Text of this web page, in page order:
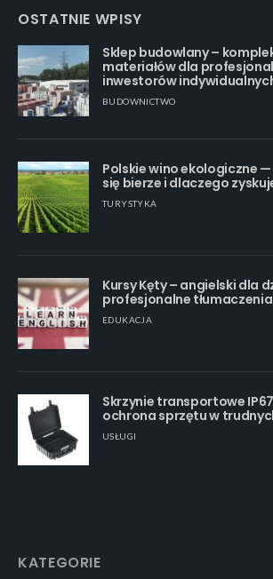
OSTATNIE WPISY
Sklep budowlany –
materiałów dla
inwestorów
BUDOWNICTWO
Polskie wino ekologiczne
się bierze i dlaczego
TURYSTYKA
Kursy Kęty – angielski dla
profesjonalne tłumaczenia
EDUKACJA
Skrzynie transportowe
ochrona sprzętu w
USŁUGI
KATEGORIE